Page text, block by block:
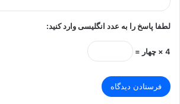
لطفا پاسخ را به عدد انگلیسی وارد کنید:
4 × چهار =